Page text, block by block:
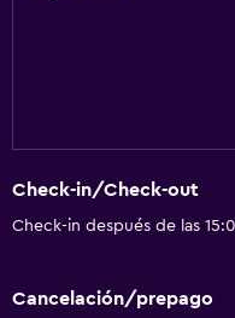
Accesibilidad y
Ascensor
Check-in/Check-out
Check-in después de las
Cancelación/prepago